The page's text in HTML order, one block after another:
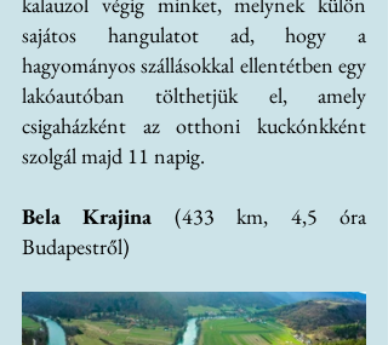
sajátos hangulatot ad, hogy a
hagyományos szállásokkal ellentétben egy
lakóautóban tölthetjük el, amely
csigaházként az otthoni kuckónkként
szolgál majd 11 napig.
Bela Krajina (433 km, 4,5 óra
Budapestről)